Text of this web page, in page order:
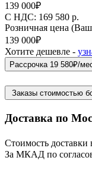
139 000₽
C НДС: 169 580 р.
Розничная цена
139 000₽
Хотите дешевле -
Рассрочка 19 580₽/
Заказы стоимостью
Доставка по
Стоимость
За МКАД по